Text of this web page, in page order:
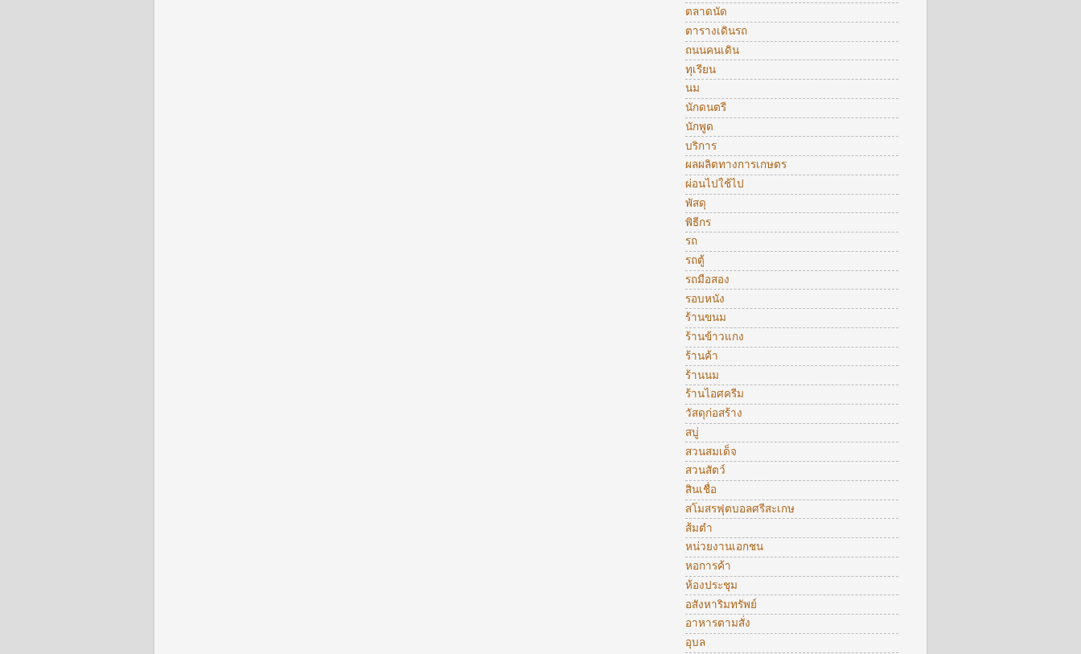
ตลาดนัด
ตารางเดินรถ
ถนนคนเดิน
ทุเรียน
นม
นักดนตรี
นักพูด
บริการ
ผลผลิตทางการเกษตร
ผ่อนไปใช้ไป
พัสดุ
พิธีกร
รถ
รถตู้
รถมือสอง
รอบหนัง
ร้านขนม
ร้านข้าวแกง
ร้านค้า
ร้านนม
ร้านไอศครีม
วัสดุก่อสร้าง
สบู่
สวนสมเด็จ
สวนสัตว์
สินเชื่อ
สโมสรฟุตบอลศรีสะเกษ
ส้มตำ
หน่วยงานเอกชน
หอการค้า
ห้องประชุม
อสังหาริมทรัพย์
อาหารตามสั่ง
อุบล